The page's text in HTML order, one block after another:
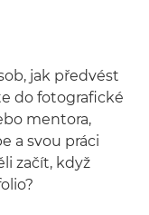
jak předvést
do fotografické
mentora,
a svou práci
začít, když